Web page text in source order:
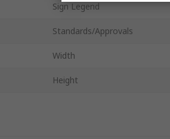
Sign Legend
Standards/Approvals
Width
Height